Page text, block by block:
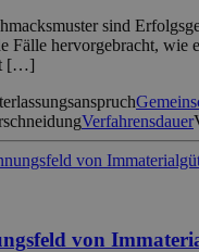
sind
Fälle hervorgebracht,
[…]
Verfahrensdauer
von